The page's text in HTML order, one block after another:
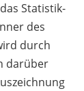
Statistik-
des
durch
darüber